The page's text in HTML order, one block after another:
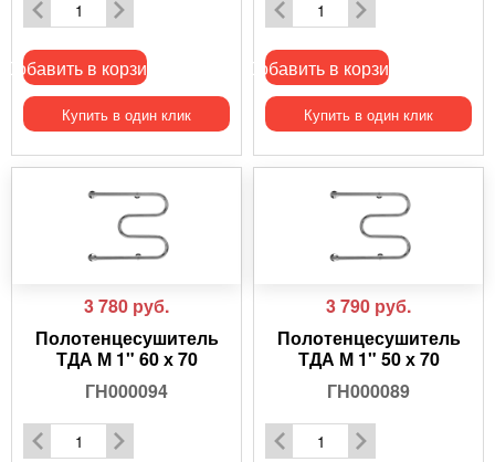
Добавить в корзину
Купить в один клик
Добавить в корзину
Купить в один клик
3 780 руб.
Полотенцесушитель
ТДА М 1" 60 х 70
ГН000094
3 790 руб.
Полотенцесушитель
ТДА М 1" 50 х 70
ГН000089